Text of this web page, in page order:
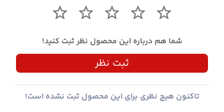
شما هم درباره این محصول نظر ثبت کنید!
ثبت نظر
تاکنون هیچ نظری برای این محصول ثبت نشده است!